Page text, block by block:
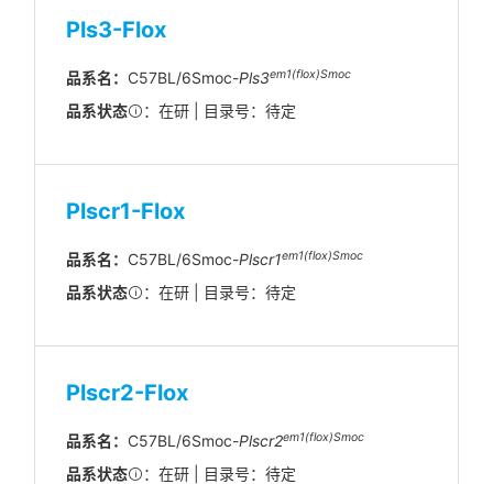
Pls3-Flox
品系名： C57BL/6Smoc-Pls3em1(flox)Smoc
品系状态 ：在研 | 目录号：待定
Plscr1-Flox
品系名： C57BL/6Smoc-Plscr1em1(flox)Smoc
品系状态 ：在研 | 目录号：待定
Plscr2-Flox
品系名： C57BL/6Smoc-Plscr2em1(flox)Smoc
品系状态 ：在研 | 目录号：待定